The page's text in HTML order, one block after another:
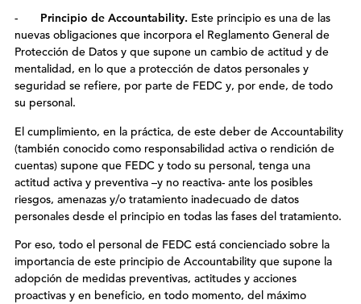
- Principio de Accountability. Este principio es una de las
nuevas obligaciones que incorpora el Reglamento General de
Protección de Datos y que supone un cambio de actitud y de
mentalidad, en lo que a protección de datos personales y
seguridad se refiere, por parte de FEDC y, por ende, de todo
su personal.
El cumplimiento, en la práctica, de este deber de Accountability
(también conocido como responsabilidad activa o rendición de
cuentas) supone que FEDC y todo su personal, tenga una
actitud activa y preventiva –y no reactiva- ante los posibles
riesgos, amenazas y/o tratamiento inadecuado de datos
personales desde el principio en todas las fases del tratamiento.
Por eso, todo el personal de FEDC está concienciado sobre la
importancia de este principio de Accountability que supone la
adopción de medidas preventivas, actitudes y acciones
proactivas y en beneficio, en todo momento, del máximo